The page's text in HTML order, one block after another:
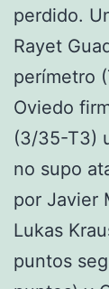
perdido.
Rayet
perímetro
Oviedo
(3/35-T3)
no supo
por Javier
Lukas
puntos